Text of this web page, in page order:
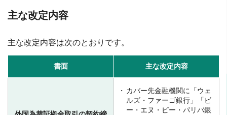
主な改定内容
主な改定内容は次のとおりです。
書面 主な改定内容
カバー先金融機関に「ウェ
ルズ・ファーゴ銀行」「ビ
ー・エヌ・ピー・パリバ銀